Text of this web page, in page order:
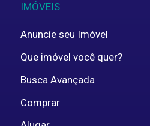
IMÓVEIS
Anuncíe seu Imóvel
Que imóvel você quer?
Busca Avançada
Comprar